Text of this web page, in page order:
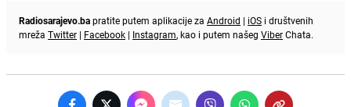
Radiosarajevo.bapratite putem aplikacije za Android | iOS i društvenih
mreža Twitter | Facebook | Instagram, kao i putem našeg ViberChata.